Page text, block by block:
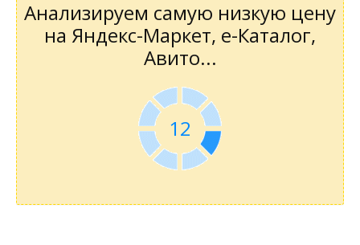
Анализируем самую низкую цену
на Яндекс-Маркет, е-Каталог,
Авито...
11